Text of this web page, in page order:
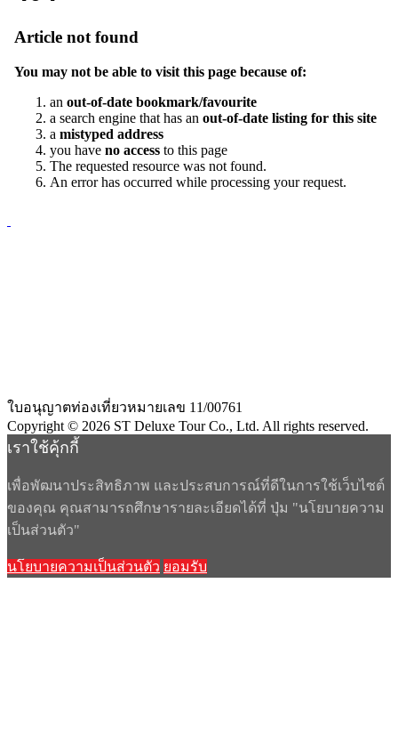
ใบอนุญาตท่องเที่ยวหมายเลข 11/00761
Copyright© 2026 ST Deluxe Tour Co., Ltd. All rights reserved.
เราใช้คุ้กกี้
เพื่อพัฒนาประสิทธิภาพ และประสบการณ์ที่ดีในการใช้เว็บไซต์
ของคุณ คุณสามารถศึกษารายละเอียดได้ที่ ปุ่ม "นโยบายความ
เป็นส่วนตัว"
นโยบายความเป็นส่วนตัว ยอมรับ